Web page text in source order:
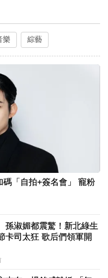
同天入伍！玟奎9月服替
訊！騎單車離家失聯 陳
行當計程車司機 曝收入：
19個月首發文 遭酸「詐
天下大小事！
！加碼「自拍+簽名會」
樂 綜藝
「自拍+簽名會」 寵粉
孫淑媚都震驚！新北綠生
卡司太狂 歌后們領軍開